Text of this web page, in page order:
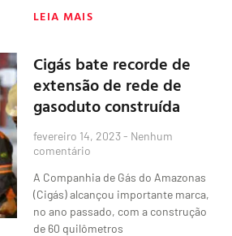
LEIA MAIS
Cigás bate recorde de
extensão de rede de
gasoduto construída
fevereiro 14, 2023 Nenhum
comentário
A Companhia de Gás do Amazonas
(Cigás) alcançou importante marca,
no ano passado, com a construção
de 60 quilômetros